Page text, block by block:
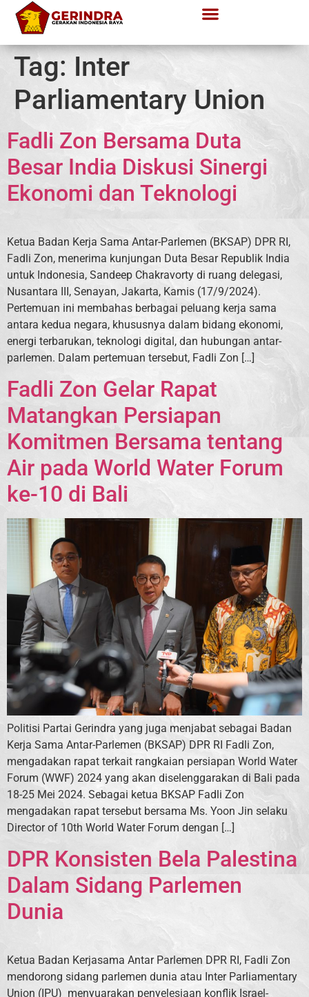
Tag: Inter
Parliamentary Union
Fadli Zon Bersama Duta
Besar India Diskusi Sinergi
Ekonomi dan Teknologi
Ketua Badan Kerja Sama Antar-Parlemen (BKSAP) DPR RI,
Fadli Zon, menerima kunjungan Duta Besar Republik India
untuk Indonesia, Sandeep Chakravorty di ruang delegasi,
Nusantara III, Senayan, Jakarta, Kamis (17/9/2024).
Pertemuan ini membahas berbagai peluang kerja sama
antara kedua negara, khususnya dalam bidang ekonomi,
energi terbarukan, teknologi digital, dan hubungan antar-
parlemen. Dalam pertemuan tersebut, Fadli Zon […]
Fadli Zon Gelar Rapat
Matangkan Persiapan
Komitmen Bersama tentang
Air pada World Water Forum
ke-10 di Bali
Politisi Partai Gerindra yang juga menjabat sebagai Badan
Kerja Sama Antar-Parlemen (BKSAP) DPR RI Fadli Zon,
mengadakan rapat terkait rangkaian persiapan World Water
Forum (WWF) 2024 yang akan diselenggarakan di Bali pada
18-25 Mei 2024. Sebagai ketua BKSAP Fadli Zon
mengadakan rapat tersebut bersama Ms. Yoon Jin selaku
Director of 10th World Water Forum dengan […]
DPR Konsisten Bela Palestina
Dalam Sidang Parlemen
Dunia
Ketua Badan Kerjasama Antar Parlemen DPR RI, Fadli Zon
mendorong sidang parlemen dunia atau Inter Parliamentary
Union (IPU) menyuarakan penyelesiaan konflik Israel-